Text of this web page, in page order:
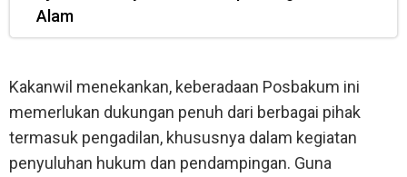
Alam
Kakanwil menekankan, keberadaan Posbakum ini
memerlukan dukungan penuh dari berbagai pihak
termasuk pengadilan, khususnya dalam kegiatan
penyuluhan hukum dan pendampingan. Guna